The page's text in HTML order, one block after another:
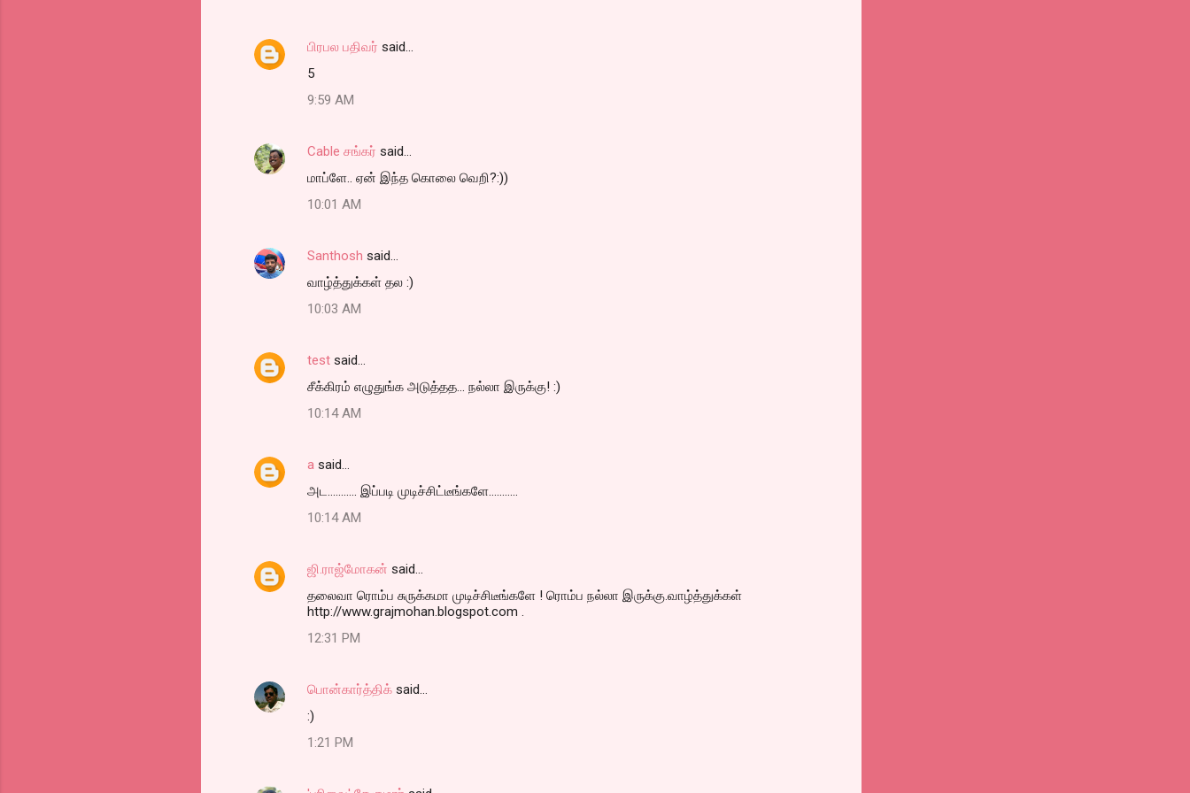
பிரபல பதிவர் said…
5
9:59 AM
Cable சங்கர் said…
மாப்ளே.. ஏன் இந்த கொலை வெறி?:))
10:01 AM
Santhosh said…
வாழ்த்துக்கள் தல :)
10:03 AM
test said…
சீக்கிரம் எழுதுங்க அடுத்தத... நல்லா இருக்கு! :)
10:14 AM
a said…
அட........... இப்படி முடிச்சிட்டீங்களே...........
10:14 AM
ஜி.ராஜ்மோகன் said…
தலைவா ரொம்ப சுருக்கமா முடிச்சிடீங்களே ! ரொம்ப நல்லா இருக்கு.வாழ்த்துக்கள்
http://www.grajmohan.blogspot.com .
12:31 PM
பொன்கார்த்திக் said…
:)
1:21 PM